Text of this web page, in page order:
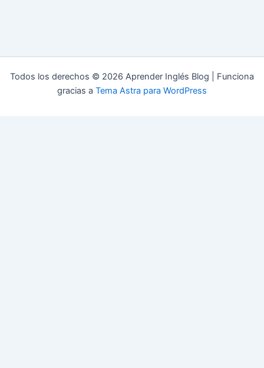
Todos los derechos © 2026 Aprender Inglés Blog | Funciona
gracias a Tema Astra para WordPress